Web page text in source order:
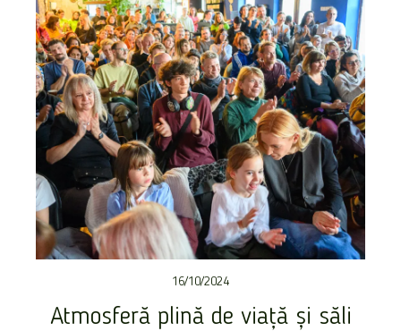
16/10/2024
Atmosferă plină de viață și săli